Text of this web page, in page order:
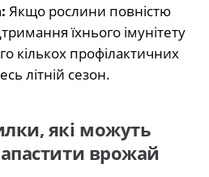
Якщо рослини повністю
їхнього імунітету
кількох профілактичних
літній сезон.
які можуть
врожай